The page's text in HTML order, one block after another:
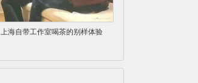
上海自带工作室喝茶的别样体验